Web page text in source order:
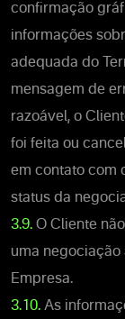
confirmação
informações
adequada do
mensagem de
razoável, o
foi feita ou
em contato com
status da
3.9. O Cliente
uma
Empresa.
3.10. As